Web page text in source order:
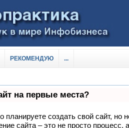
РЕКОМЕНДУЮ ...
на первые места?
создать свой сайт, но
сайта – это не просто процесс,